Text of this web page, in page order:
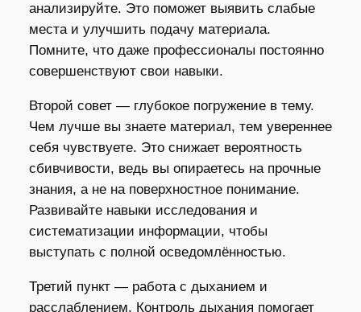
анализируйте. Это поможет выявить слабые
места и улучшить подачу материала.
Помните, что даже профессионалы постоянно
совершенствуют свои навыки.
Второй совет — глубокое погружение в тему.
Чем лучше вы знаете материал, тем увереннее
себя чувствуете. Это снижает вероятность
сбивчивости, ведь вы опираетесь на прочные
знания, а не на поверхностное понимание.
Развивайте навыки исследования и
систематизации информации, чтобы
выступать с полной осведомлённостью.
Третий пункт — работа с дыханием и
расслаблением. Контроль дыхания помогает